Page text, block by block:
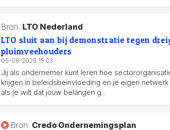
Bron: LTO Nederland
LTO sluit aan bij demonstratie tegen
pluimveehouders
06-08-2026 15:03
Jij als ondernemer kunt leren hoe
krijgen in beleidsbeïnvloeding en je eigen
als je wilt dat jouw belangen g...
Bron: Credo Ondernemingsplan